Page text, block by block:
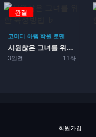
완결
코미디 하렘 학원 로맨스
시원찮은 그녀를 위한 육성방...
3일전 11화
회원가입